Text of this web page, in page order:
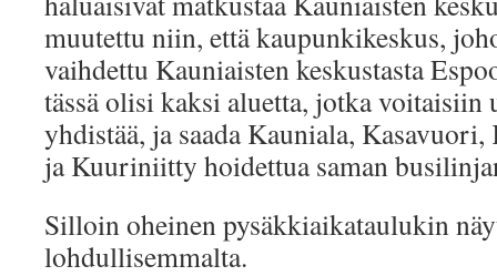
muutettu niin, että kaupunkikeskus,
vaihdettu Kauniaisten keskustasta
tässä olisi kaksi aluetta, jotka
yhdistää, ja saada Kauniala, Kasavuori,
ja Kuuriniitty hoidettua saman
Silloin oheinen pysäkkiaikataulukin
lohdullisemmalta.